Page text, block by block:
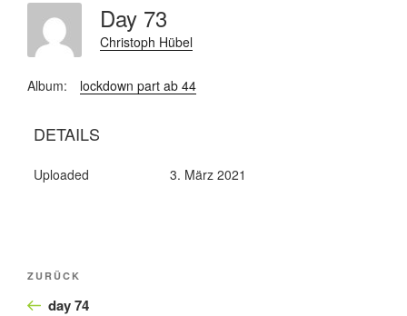
Day 73
Christoph Hübel
Album: lockdown part ab 44
DETAILS
Uploaded 3. März 2021
Beitragsnavigation
Vorheriger
Beitrag
ZURÜCK
day 74